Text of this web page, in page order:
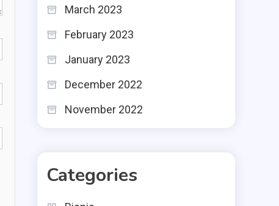
March 2023
February 2023
January 2023
December 2022
November 2022
Categories